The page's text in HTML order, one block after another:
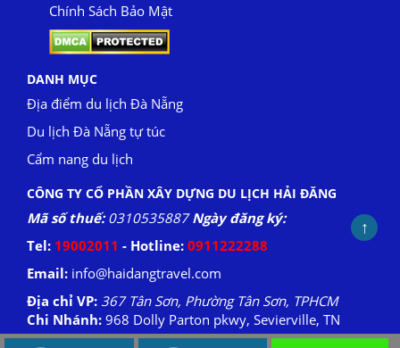
Chính Sách Bảo Mật
DANH MỤC
Địa điểm du lịch Đà Nẵng
Du lịch Đà Nẵng tự túc
Cẩm nang du lịch
CÔNG TY CỔ PHẦN XÂY DỰNG DU LỊCH HẢI ĐĂNG
Mã số thuế:0310535887Ngày đăng ký:
Tel: 19002011 - Hotline: 0911222288
Email: info@haidangtravel.com
Địa chỉ VP: 367 Tân Sơn, Phường Tân Sơn, TPHCM
Chi Nhánh: 968 Dolly Parton pkwy, Sevierville, TN
↑